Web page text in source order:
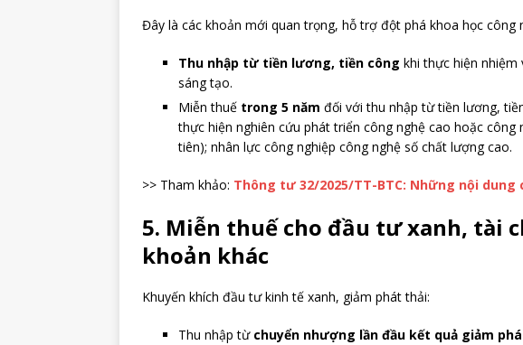
Đây là các khoản mới quan trọng, hỗ trợ đột phá khoa học công
Thu nhập từ tiền lương, tiền công khi thực hiện nhiệm
sáng tạo.
Miễn thuế trong 5 năm đối với thu nhập từ tiền lương,
thực hiện nghiên cứu phát triển công nghệ cao hoặc
tiên); nhân lực công nghiệp công nghệ số chất lượng cao.
>> Tham khảo: Thông tư 32/2025/TT-BTC: Những nội
5. Miễn thuế cho đầu tư xanh, tài
khoản khác
Khuyến khích đầu tư kinh tế xanh, giảm phát thải:
Thu nhập từ chuyển nhượng lần đầu kết quả giảm